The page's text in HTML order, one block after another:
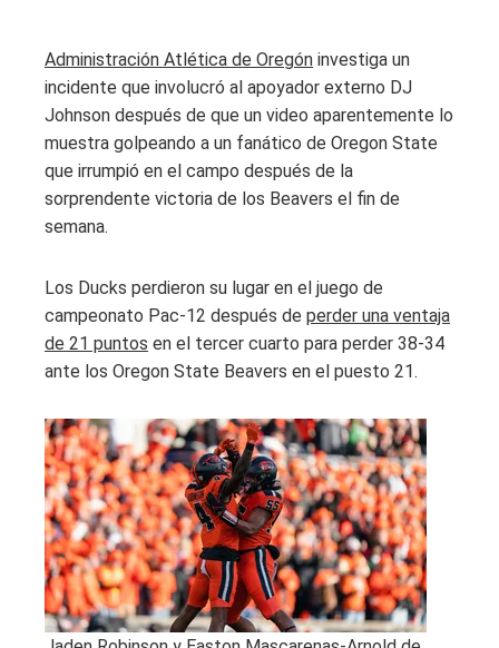
Administración Atlética de Oregón investiga un
incidente que involucró al apoyador externo DJ
Johnson después de que un video aparentemente lo
muestra golpeando a un fanático de Oregon State
que irrumpió en el campo después de la
sorprendente victoria de los Beavers el fin de
semana.
Los Ducks perdieron su lugar en el juego de
campeonato Pac-12 después de perder una ventaja
de 21 puntos en el tercer cuarto para perder 38-34
ante los Oregon State Beavers en el puesto 21.